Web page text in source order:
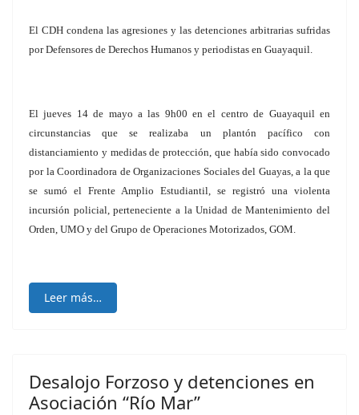
El CDH condena las agresiones y las detenciones arbitrarias sufridas
por Defensores de Derechos Humanos y periodistas en Guayaquil.
El jueves 14 de mayo a las 9h00 en el centro de Guayaquil en
circunstancias que se realizaba un plantón pacífico con
distanciamiento y medidas de protección, que había sido convocado
por la Coordinadora de Organizaciones Sociales del Guayas, a la que
se sumó el Frente Amplio Estudiantil, se registró una violenta
incursión policial, perteneciente a la Unidad de Mantenimiento del
Orden, UMO y del Grupo de Operaciones Motorizados, GOM.
Leer más…
Desalojo Forzoso y detenciones en
Asociación “Río Mar”